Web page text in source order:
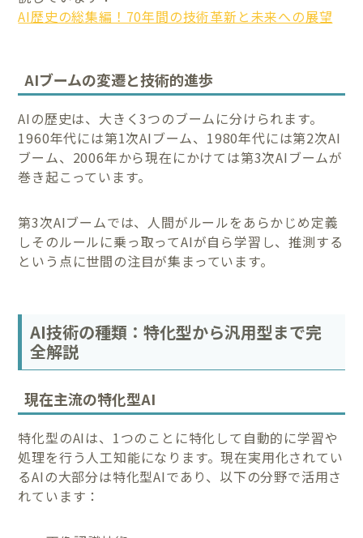
AI歴史の総集編！70年間の技術革新と未来への展望
AIブームの変遷と技術的進歩
AIの歴史は、大きく3つのブームに分けられます。
1960年代には第1次AIブーム、1980年代には第2次AI
ブーム、2006年から現在にかけては第3次AIブームが
巻き起こっています。
第3次AIブームでは、人間がルールをあらかじめ定義
しそのルールに乗っ取ってAIが自ら学習し、推測する
という点に世間の注目が集まっています。
AI技術の種類：特化型から汎用型まで完
全解説
現在主流の特化型AI
特化型のAIは、1つのことに特化して自動的に学習や
処理を行う人工知能になります。現在実用化されてい
るAIの大部分は特化型AIであり、以下の分野で活用さ
れています：